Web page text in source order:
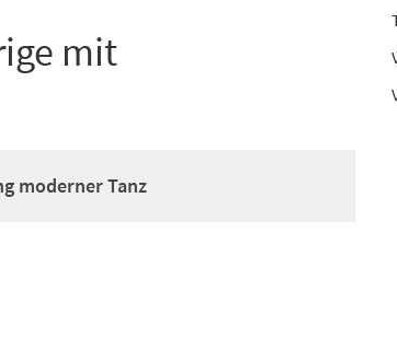
mit
moderner Tanz